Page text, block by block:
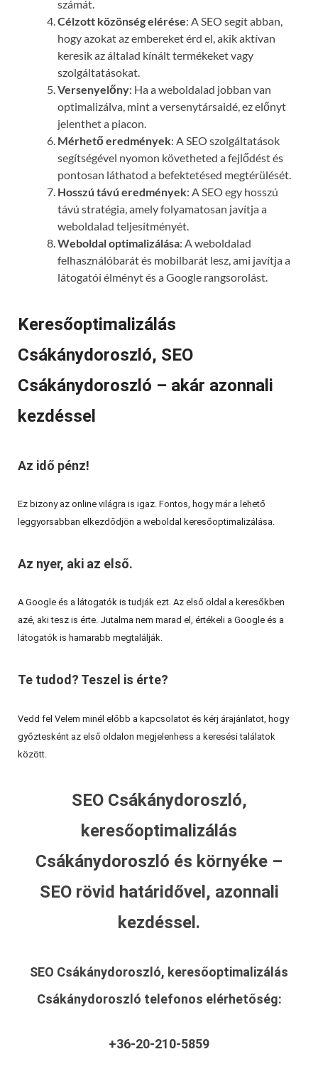
számát.
Célzott közönség elérése: A SEO segít abban,
hogy azokat az embereket érd el, akik aktívan
keresik az általad kínált termékeket vagy
szolgáltatásokat.
Versenyelőny: Ha a weboldalad jobban van
optimalizálva, mint a versenytársaidé, ez előnyt
jelenthet a piacon.
Mérhető eredmények: A SEO szolgáltatások
segítségével nyomon követheted a fejlődést és
pontosan láthatod a befektetésed megtérülését.
Hosszú távú eredmények: A SEO egy hosszú
távú stratégia, amely folyamatosan javítja a
weboldalad teljesítményét.
Weboldal optimalizálása: A weboldalad
felhasználóbarát és mobilbarát lesz, ami javítja a
látogatói élményt és a Google rangsorolást.
Keresőoptimalizálás
Csákánydoroszló, SEO
Csákánydoroszló – akár azonnali
kezdéssel
Az idő pénz!
Ez bizony az online világra is igaz. Fontos, hogy már a lehető
leggyorsabban elkezdődjön a weboldal keresőoptimalizálása.
Az nyer, aki az első.
A Google és a látogatók is tudják ezt. Az első oldal a keresőkben
azé, aki tesz is érte. Jutalma nem marad el, értékeli a Google és a
látogatók is hamarabb megtalálják.
Te tudod? Teszel is érte?
Vedd fel Velem minél előbb a kapcsolatot és kérj árajánlatot, hogy
győztesként az első oldalon megjelenhess a keresési találatok
között.
SEO Csákánydoroszló,
keresőoptimalizálás
Csákánydoroszló és környéke –
SEO rövid határidővel, azonnali
kezdéssel.
SEO Csákánydoroszló, keresőoptimalizálás
Csákánydoroszló telefonos elérhetőség:
+36-20-210-5859